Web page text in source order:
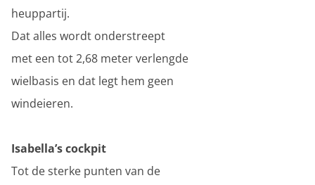
heuppartij.
Dat alles wordt onderstreept
met een tot 2,68 meter verlengde
wielbasis en dat legt hem geen
windeieren.
Isabella’s cockpit
Tot de sterke punten van de